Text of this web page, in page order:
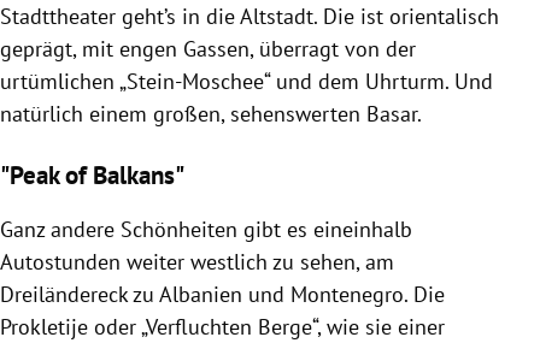
Stadttheater geht’s in die Altstadt. Die ist orientalisch
geprägt, mit engen Gassen, überragt von der
urtümlichen „Stein-Moschee“ und dem Uhrturm. Und
natürlich einem großen, sehenswerten Basar.
"Peak of Balkans"
Ganz andere Schönheiten gibt es eineinhalb
Autostunden weiter westlich zu sehen, am
Dreiländereck zu Albanien und Montenegro. Die
Prokletije oder „Verfluchten Berge“, wie sie einer